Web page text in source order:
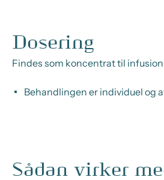
Dosering
Findes som koncentrat til
Behandlingen er individuel og
Sådan virker